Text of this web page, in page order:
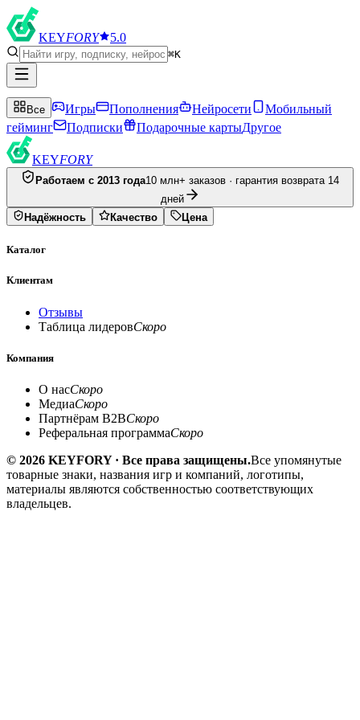
KEYFORY 5.0
⌘K
Все Игры Пополнения Нейросети
Мобильный
гейминг
Подписки Подарочные картыДругое
KEYFORY
Работаем с 2013 года10 млн+ заказов · гарантия возврата 14
дней
Надёжность
Качество Цена
Каталог
Клиентам
Отзывы
Таблица лидеровСкоро
Компания
О насСкоро
МедиаСкоро
Партнёрам B2BСкоро
Реферальная программаСкоро
© 2026 KEYFORY · Все права защищены.Все упомянутые
товарные знаки, названия игр и компаний, логотипы,
материалы являются собственностью соответствующих
владельцев.